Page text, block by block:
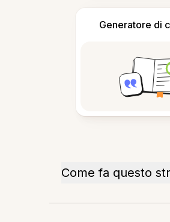
Generatore di
Come fa questo